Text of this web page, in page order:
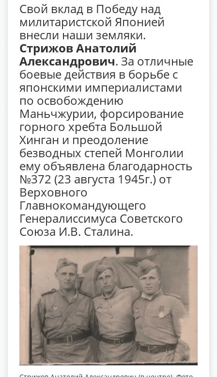
Свой вклад в Победу над
милитаристской Японией
внесли наши земляки.
Стрижов Анатолий
Александрович. За отличные
боевые действия в борьбе с
японскими империалистами
по освобождению
Маньчжурии, форсирование
горного хребта Большой
Хинган и преодоление
безводных степей Монголии
ему объявлена благодарность
№372 (23 августа 1945г.) от
Верховного
Главнокомандующего
Генералиссимуса Советского
Союза И.В. Сталина.